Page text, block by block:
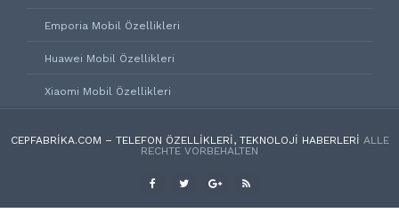
Emporia Mobil Özellikleri
Huawei Mobil Özellikleri
Xiaomi Mobil Özellikleri
CEPFABRIKA.COM – TELEFON ÖZELLIKLERI, TEKNOLOJI HABERLERI ALLE
RECHTE VORBEHALTEN